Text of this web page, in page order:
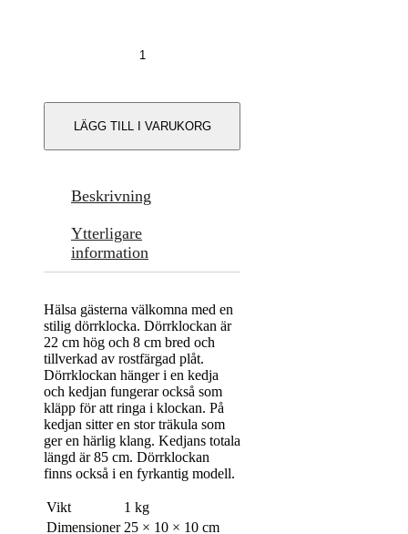
Triangel
LÄGG TILL I VARUKORG
Beskrivning
Ytterligare
information
Hälsa gästerna välkomna med en
stilig dörrklocka. Dörrklockan är
22 cm hög och 8 cm bred och
tillverkad av rostfärgad plåt.
Dörrklockan hänger i en kedja
och kedjan fungerar också som
kläpp för att ringa i klockan. På
kedjan sitter en stor träkula som
ger en härlig klang. Kedjans totala
längd är 85 cm. Dörrklockan
finns också i en fyrkantig modell.
Vikt
1 kg
Dimensioner 25 × 10 × 10 cm